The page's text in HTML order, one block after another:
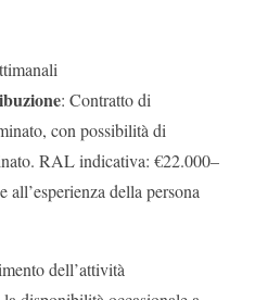
: Contratto di
con possibilità di
RAL indicativa: €22.000–
della persona
dell’attività